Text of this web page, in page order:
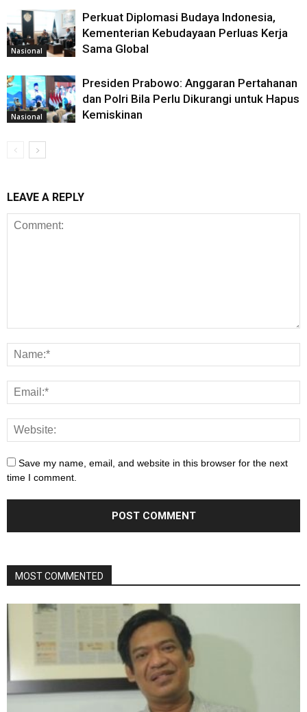
Nasional
Perkuat Diplomasi Budaya Indonesia,
Kementerian Kebudayaan Perluas Kerja
Sama Global
Nasional
Presiden Prabowo: Anggaran Pertahanan
dan Polri Bila Perlu Dikurangi untuk Hapus
Kemiskinan
LEAVE A REPLY
Save my name, email, and website in this browser for the next
time I comment.
MOST COMMENTED